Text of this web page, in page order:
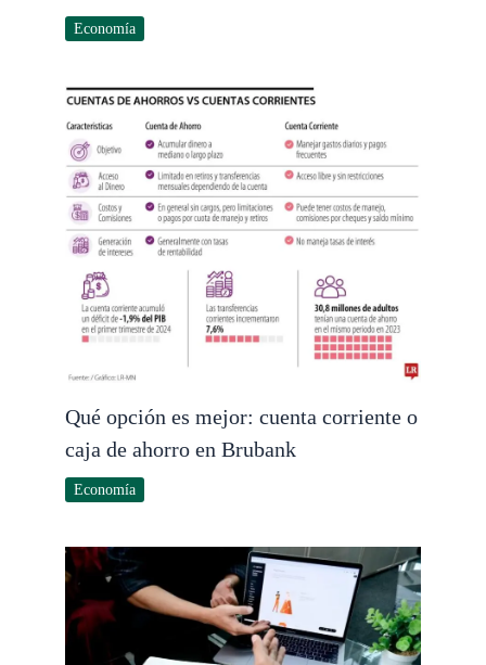
Economía
Qué opción es mejor: cuenta corriente o
caja de ahorro en Brubank
Economía